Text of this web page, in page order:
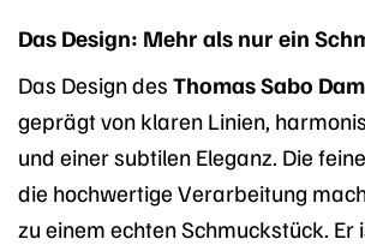
Das Design: Mehr als nur ein
Das Design des Thomas Sabo
geprägt von klaren Linien,
und einer subtilen Eleganz. Die
die hochwertige Verarbeitung
zu einem echten Schmuckstück. Er